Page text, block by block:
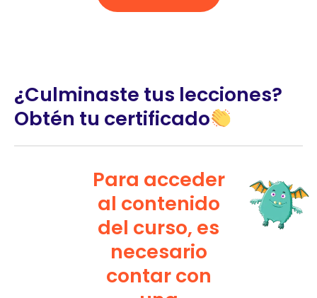
¿Culminaste tus lecciones?
Obtén tu certificado
Para acceder
al contenido
del curso, es
necesario
contar con